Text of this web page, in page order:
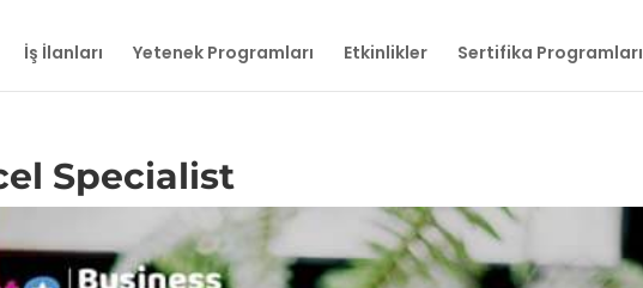
İş İlanları Yetenek Programları Etkinlikler Sertifika Programları
Specialist